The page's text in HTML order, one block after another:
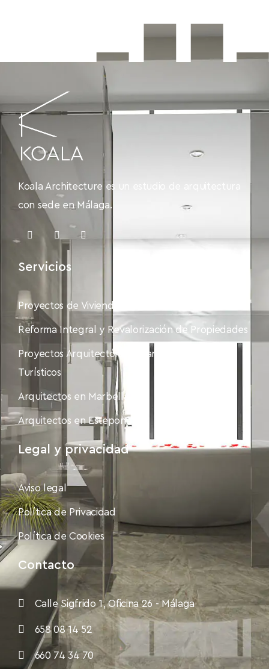
Koala Architecture es un estudio de arquitectura
con sede en Málaga.
Servicios
Proyectos de Vivienda Unifamiliar Exclusiva
Reforma Integral y Revalorización de Propiedades
Proyectos Arquitectónicos para Alojamientos
Turísticos
Arquitectos en Marbella
Arquitectos en Estepona
Legal y privacidad
Aviso legal
Política de Privacidad
Política de Cookies
Contacto
Calle Sigfrido 1, Oficina 26 - Málaga
658 08 14 52
660 74 34 70